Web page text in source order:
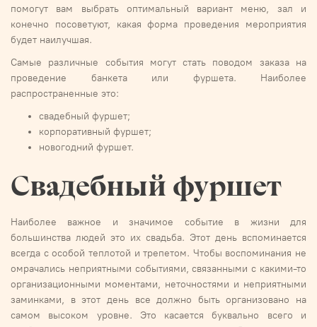
помогут вам выбрать оптимальный вариант меню, зал и
конечно посоветуют, какая форма проведения мероприятия
будет наилучшая.
Самые различные события могут стать поводом заказа на
проведение банкета или фуршета. Наиболее
распространенные это:
свадебный фуршет;
корпоративный фуршет;
новогодний фуршет.
Свадебный фуршет
Наиболее важное и значимое событие в жизни для
большинства людей это их свадьба. Этот день вспоминается
всегда с особой теплотой и трепетом. Чтобы воспоминания не
омрачались неприятными событиями, связанными с какими-то
организационными моментами, неточностями и неприятными
заминками, в этот день все должно быть организовано на
самом высоком уровне. Это касается буквально всего и